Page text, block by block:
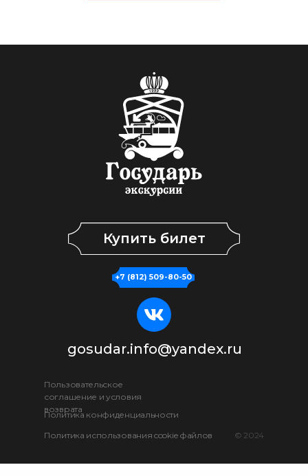
Пользовательское
соглашение и условия
возврата
© 2024
Купить билет
Политика конфиденциальности
Политика использования cookie файлов
gosudar.info@yandex.ru
+7 (812) 509-80-50